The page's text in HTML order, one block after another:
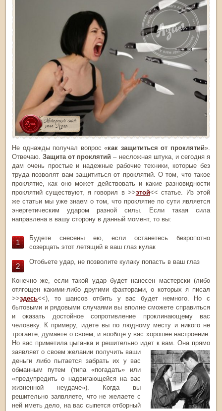
Не однажды получал вопрос «как защититься от проклятий».
Отвечаю.Защита от проклятий– несложная штука, и сегодня я
дам очень простые и надежные рабочие техники, которые без
труда позволят вам защититься от проклятий. О том, что такое
проклятие, как оно может действовать и какие разновидности
проклятий существуют, я говорил в >>этой<< статье. Из этой
же статьи мы уже знаем о том, что проклятие по сути является
энергетическим ударом разной силы. Если такая сила
направлена в вашу сторону в данный момент, то вы:
Будете снесены ею, если останетесь безропотно
созерцать этот летящий в ваш глаз кулак
Отобьете удар, не позволите кулаку попасть в ваш глаз
Конечно же, если такой удар будет нанесен мастерски (либо
отягощен какими-либо другими факторами, о которых я писал
>>здесь<<), то шансов отбить у вас будет немного. Но с
бытовыми и рядовыми случаями вы вполне сможете справиться
и оказать достойное сопротивление проклинающему вас
человеку. К примеру, идете вы по людному месту и никого не
трогаете, думаете о своем, и вообще у вас хорошее настроение.
Но вас приметила цыганка и решительно идет к вам.Она прямо
заявляет о своем желании получить ваши
деньги либо пытается забрать их у вас
обманным путем (типа «погадать» или
«предупредить о надвигающейся на вас
жизненной неудаче»). Когда вы
решительно заявляете, что не желаете с
ней иметь дело, на вас сыпется отборный